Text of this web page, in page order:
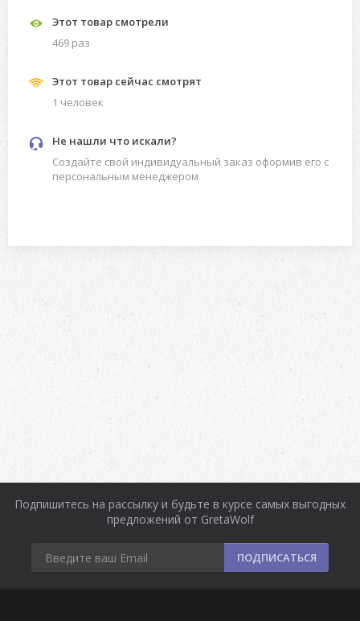
Этот товар смотрели
469 раз
Этот товар сейчас смотрят
1 человек
Не нашли что искали?
Создайте свой индивидуальный заказ оформив его с
персональным менеджером
Подпишитесь на рассылку и будьте в курсе самых выгодных
предложений от GretaWolf
ПОДПИСАТЬСЯ